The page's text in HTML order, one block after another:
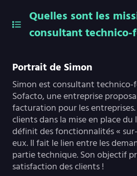
Quelles sont les
consultant
Portrait de Simon
Simon est consultant
Sofacto, une entreprise
facturation pour les
clients dans la mise en place
définit des fonctionnalités «
eux. Il fait le lien entre les
partie technique. Son objectif
satisfaction des clients !